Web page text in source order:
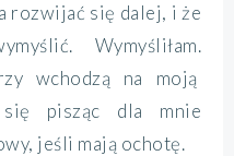
rozwijać się dalej, i że
Wymyśliłam.
wchodzą na moją
pisząc dla mnie
jeśli mają ochotę.